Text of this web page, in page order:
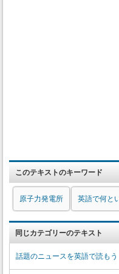
このテキストのキーワード
原子力発電所 英語で何と
同じカテゴリーのテキスト
話題のニュースを英語で読も